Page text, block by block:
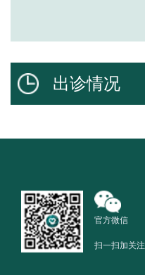
出诊情况
官方微信
扫一扫加关注